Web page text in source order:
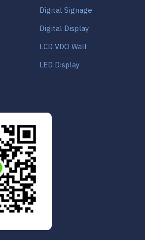
Digital Signage
Digital Display
LCD VDO Wall
LED Display